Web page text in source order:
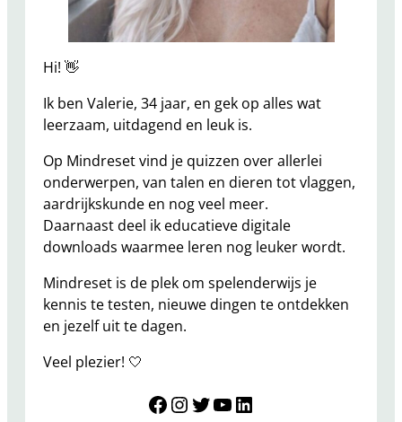
Hi! 👋
Ik ben Valerie, 34 jaar, en gek op alles wat
leerzaam, uitdagend en leuk is.
Op Mindreset vind je quizzen over allerlei
onderwerpen, van talen en dieren tot vlaggen,
aardrijkskunde en nog veel meer.
Daarnaast deel ik educatieve digitale
downloads waarmee leren nog leuker wordt.
Mindreset is de plek om spelenderwijs je
kennis te testen, nieuwe dingen te ontdekken
en jezelf uit te dagen.
Veel plezier! 🤍
Mindreset InstagramTwitter YouTube LinkedIn